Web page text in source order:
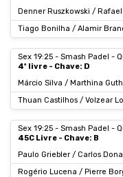
Denner Ruszkowski /
Tiago Bonilha / Alamir
Sex 19:25 - Smash Padel -
4ª livre - Chave: D
Márcio Silva / Marthina
Thuan Castilhos / Volzear
Sex 19:25 - Smash Padel -
45C Livre - Chave: B
Paulo Griebler / Carlos
Rogério Lucena / Pierre